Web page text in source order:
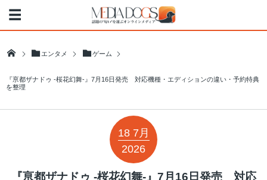
エンタメ ゲーム
『亰都ザナドゥ -桜花幻舞-』7月16日発売 対応機種・エディションの違い・予約特典
を整理
18 7月
2026
『亰都ザナドゥ -桜花幻舞-』7月16日発売 対応